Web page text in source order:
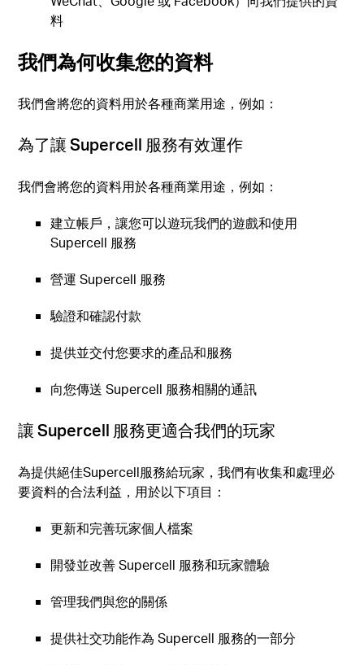
料
我們為何收集您的資料
我們會將您的資料用於各種商業用途，例如：
為了讓 Supercell 服務有效運作
我們會將您的資料用於各種商業用途，例如：
建立帳戶，讓您可以遊玩我們的遊戲和使用
Supercell 服務
營運 Supercell 服務
驗證和確認付款
提供並交付您要求的產品和服務
向您傳送 Supercell 服務相關的通訊
讓 Supercell 服務更適合我們的玩家
為提供絕佳Supercell服務給玩家，我們有收集和處理必
要資料的合法利益，用於以下項目：
更新和完善玩家個人檔案
開發並改善 Supercell 服務和玩家體驗
管理我們與您的關係
提供社交功能作為 Supercell 服務的一部分